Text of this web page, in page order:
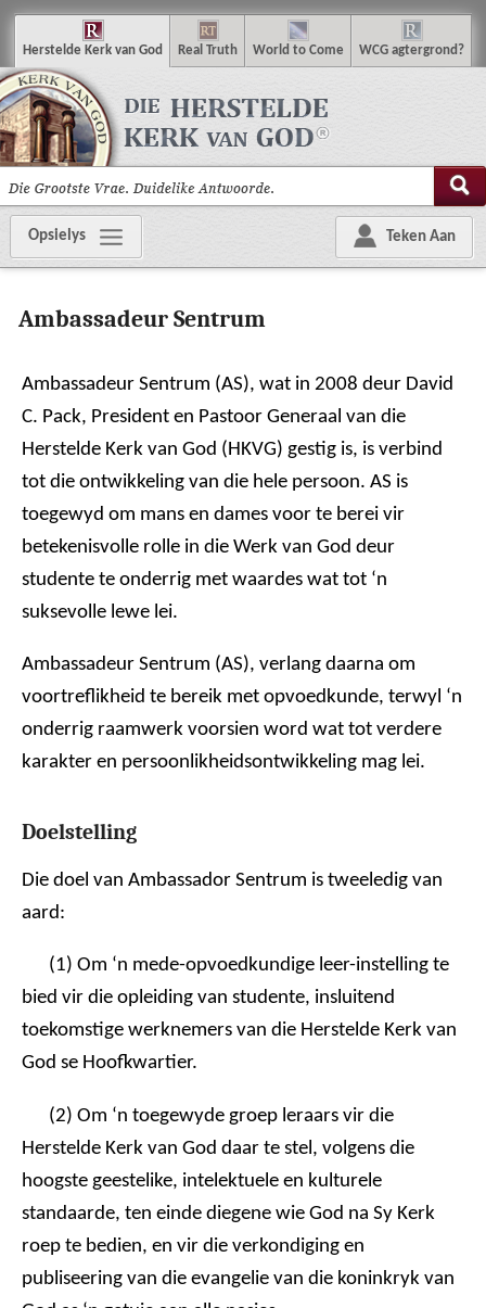
Herstelde Kerk van God Real Truth World to Come WCG agtergrond ?
Teken Aan
Opsielys
Ambassadeur Sentrum
Ambassadeur Sentrum (AS), wat in 2008 deur David
C. Pack, President en Pastoor Generaal van die
Herstelde Kerk van God (HKVG) gestig is, is verbind
tot die ontwikkeling van die hele persoon. AS is
toegewyd om mans en dames voor te berei vir
betekenisvolle rolle in die Werk van God deur
studente te onderrig met waardes wat tot ‘n
suksevolle lewe lei.
Ambassadeur Sentrum (AS), verlang daarna om
voortreflikheid te bereik met opvoedkunde, terwyl ‘n
onderrig raamwerk voorsien word wat tot verdere
karakter en persoonlikheidsontwikkeling mag lei.
Doelstelling
Die doel van Ambassador Sentrum is tweeledig van
aard:
(1) Om ‘n mede-opvoedkundige leer-instelling te
bied vir die opleiding van studente, insluitend
toekomstige werknemers van die Herstelde Kerk van
God se Hoofkwartier.
(2) Om ‘n toegewyde groep leraars vir die
Herstelde Kerk van God daar te stel, volgens die
hoogste geestelike, intelektuele en kulturele
standaarde, ten einde diegene wie God na Sy Kerk
roep te bedien, en vir die verkondiging en
publiseering van die evangelie van die koninkryk van